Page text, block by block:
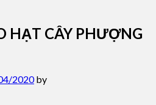
HẠT CÂY PHƯỢNG
2020by